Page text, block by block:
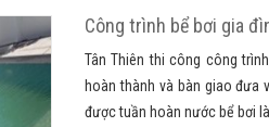
Công trình bể bơi gia
Tân Thiên thi công công
hoàn thành và bàn giao đưa
được tuần hoàn nước bể bơi